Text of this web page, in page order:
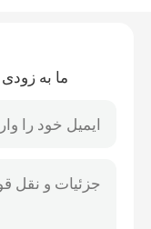
بسته بندی تاول
ما به